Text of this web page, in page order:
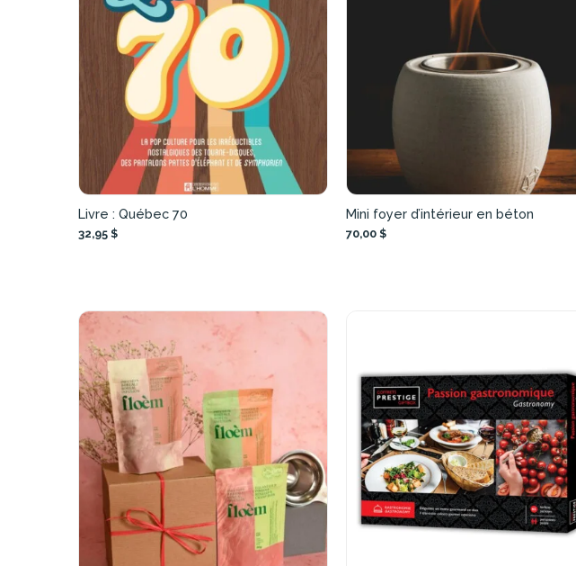
Livre : Québec 70
32,95 $
Mini foyer d’intérieur en béton
70,00 $